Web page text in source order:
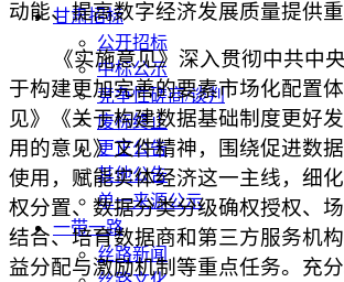
甘肃招标
公开招标
中标公示
竞争性磋商/谈判
废标终止
更正公告
其他公告
单一来源公示
一带一路
丝路新闻
动能、提高数字经济发展质量提供重
《实施意见》深入贯彻中共中
于构建更加完善的要素市场化配置
见》《关于构建数据基础制度更好
用的意见》文件精神，围绕促进数
使用，赋能实体经济这一主线，细
权分置、数据分类分级确权授权、
结合、培育数据商和第三方服务机
益分配与激励机制等重点任务。充